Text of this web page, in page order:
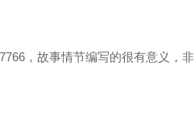
，故事情节编写的很有意义，非